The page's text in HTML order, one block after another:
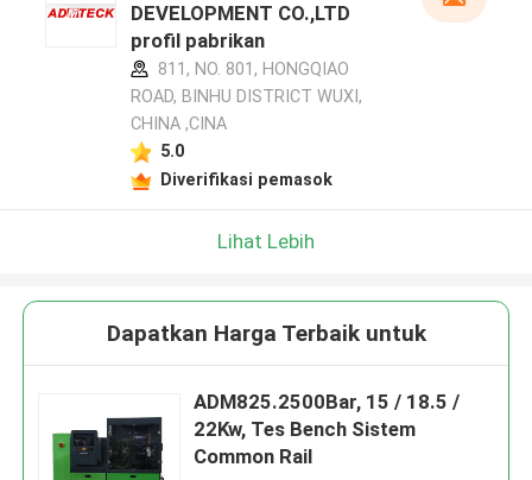
DEVELOPMENT CO.,LTD
profil pabrikan
811, NO. 801, HONGQIAO
ROAD, BINHU DISTRICT WUXI,
CHINA ,CINA
5.0
Diverifikasi pemasok
Lihat Lebih
Dapatkan Harga Terbaik untuk
ADM825.2500Bar, 15 / 18.5 /
22Kw, Tes Bench Sistem
Common Rail